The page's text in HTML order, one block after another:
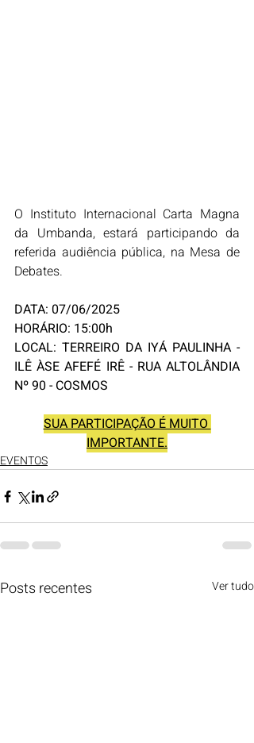
O Instituto Internacional Carta Magna
da Umbanda, estará participando da
referida audiência pública, na Mesa de
Debates.
DATA: 07/06/2025
HORÁRIO: 15:00h
LOCAL: TERREIRO DA IYÁ PAULINHA -
ILÊ ÀSE AFEFÉ IRÊ - RUA ALTOLÂNDIA
Nº 90 - COSMOS
SUA PARTICIPAÇÃO É MUITO
IMPORTANTE.
EVENTOS
Posts recentes Ver tudo